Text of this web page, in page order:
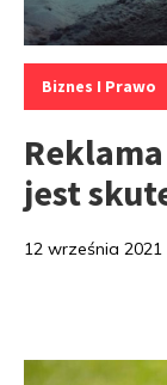
Kategorie:
Biznes I Prawo
jest
12 września 2021